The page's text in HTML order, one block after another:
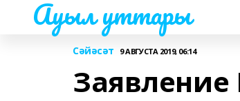
Ауыл уттары
Сәйәсәт 9 АВГУСТА 2019, 06:14
Заявление